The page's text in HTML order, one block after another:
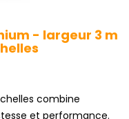
- largeur 3 m
combine
et performance.